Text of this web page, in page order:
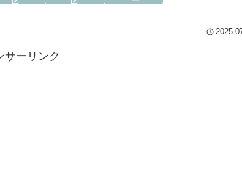
サーリンク